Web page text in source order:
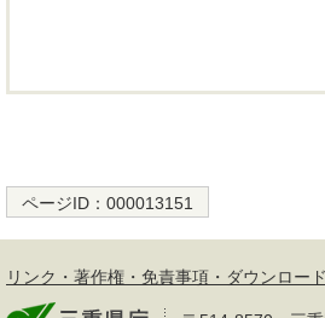
ページID： 000013151
リンク・著作権・免責事項・ダウンロード